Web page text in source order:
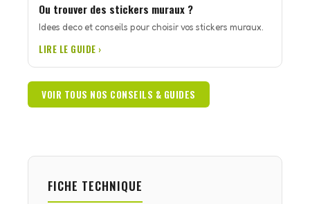
Ou trouver des stickers muraux ?
Idees deco et conseils pour choisir vos stickers muraux.
LIRE LE GUIDE ›
VOIR TOUS NOS CONSEILS & GUIDES
FICHE TECHNIQUE